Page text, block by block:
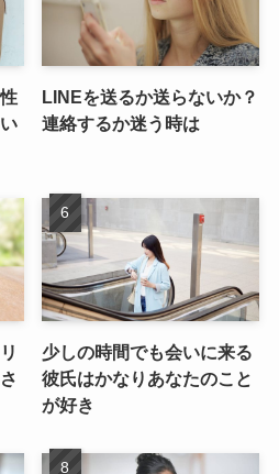
LINEを送るか送らないか？
連絡するか迷う時は
少しの時間でも会いに来る
彼氏はかなりあなたのこと
が好き